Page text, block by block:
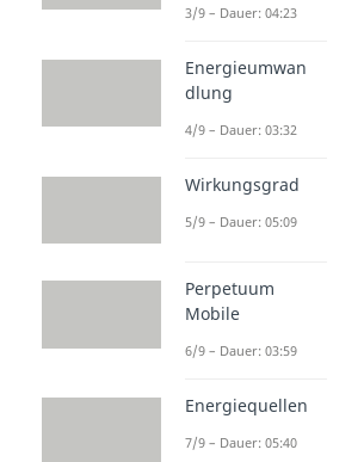
3/9 – Dauer: 04:23
Energieumwan
dlung
4/9 – Dauer: 03:32
Wirkungsgrad
5/9 – Dauer: 05:09
Perpetuum
Mobile
6/9 – Dauer: 03:59
Energiequellen
7/9 – Dauer: 05:40